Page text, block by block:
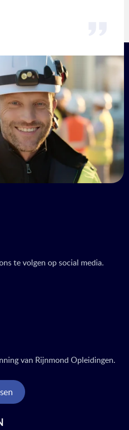
te volgen op social media.
van Rijnmond Opleidingen.